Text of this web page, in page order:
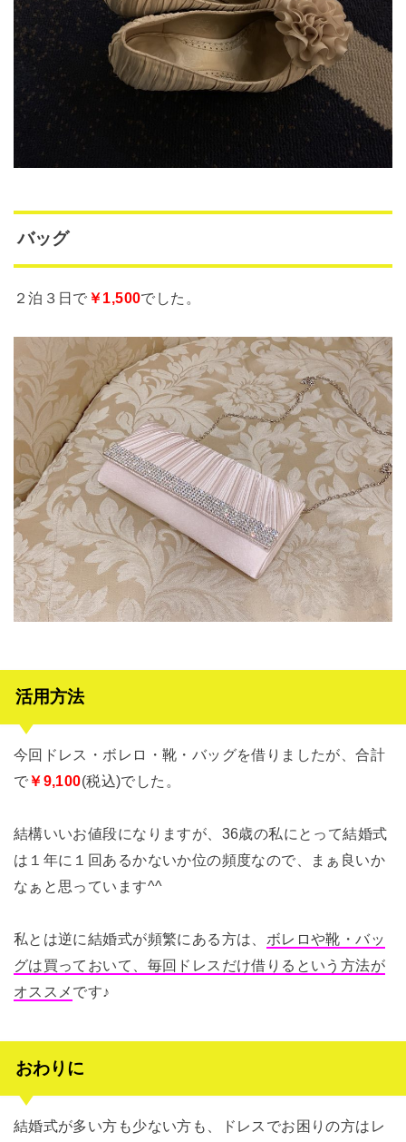
バッグ
２泊３日で ￥1,500でした。
活用方法
今回ドレス・ボレロ・靴・バッグを借りましたが、合計
で￥9,100(税込)でした。
結構いいお値段になりますが、36歳の私にとって結婚式
は１年に１回あるかないか位の頻度なので、まぁ良いか
なぁと思っています^^
私とは逆に結婚式が頻繁にある方は、 ボレロや靴・バッ
グは買っておいて、毎回ドレスだけ借りるという方法が
オススメ です♪
おわりに
結婚式が多い方も少ない方も、ドレスでお困りの方はレ